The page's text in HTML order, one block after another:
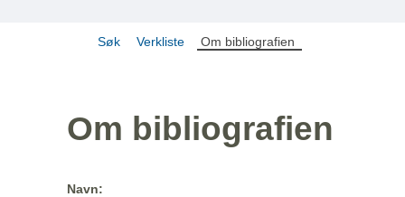
Søk Verkliste Om bibliografien
Om bibliografien
Navn: